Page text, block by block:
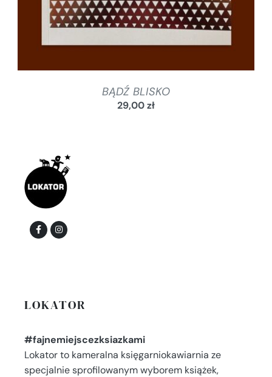
BĄDŹ BLISKO
29,00zł
LOKATOR
#fajnemiejscezksiazkami
Lokator to kameralna księgarniokawiarnia ze
specjalnie sprofilowanym wyborem książek,